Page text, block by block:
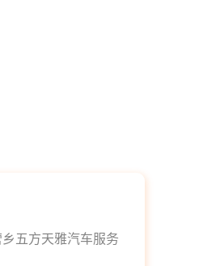
五方天雅汽车服务